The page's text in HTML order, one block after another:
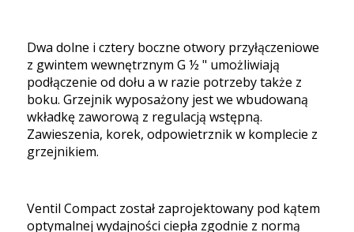
Dwa dolne i cztery boczne otwory przyłączeniowe
z gwintem wewnętrznym G ½ " umożliwiają
podłączenie od dołu a w razie potrzeby także z
boku. Grzejnik wyposażony jest we wbudowaną
wkładkę zaworową z regulacją wstępną.
Zawieszenia, korek, odpowietrznik w komplecie z
grzejnikiem.
Ventil Compact został zaprojektowany pod kątem
optymalnej wydajności ciepła zgodnie z normą